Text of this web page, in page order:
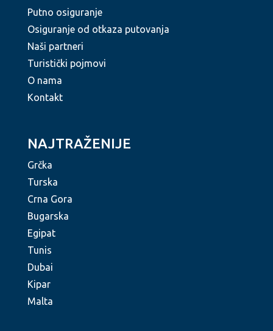
Putno osiguranje
Osiguranje od otkaza putovanja
Naši partneri
Turistički pojmovi
O nama
Kontakt
NAJTRAŽENIJE
Grčka
Turska
Crna Gora
Bugarska
Egipat
Tunis
Dubai
Kipar
Malta